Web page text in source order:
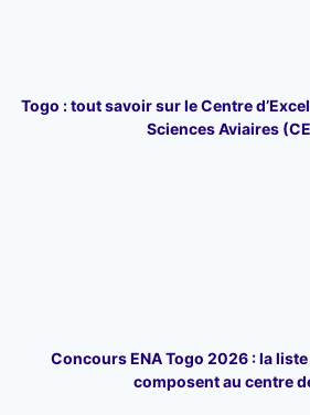
Togo : tout savoir sur le Centre
Sciences Aviaires
Concours ENA Togo 2026 : la
composent au centre